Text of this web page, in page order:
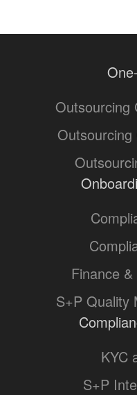
Outsourcing
Outsourcing
Finance
S+P Quality
KYC
S+P